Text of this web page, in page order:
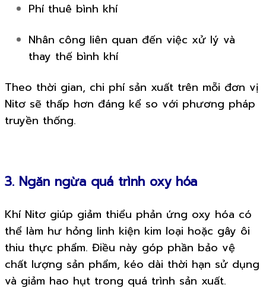
Phí thuê bình khí
Nhân công liên quan đến việc xử lý và
thay thế bình khí
Theo thời gian, chi phí sản xuất trên mỗi đơn vị
Nitơ sẽ thấp hơn đáng kể so với phương pháp
truyền thống.
3. Ngăn ngừa quá trình oxy hóa
Khí Nitơ giúp giảm thiểu phản ứng oxy hóa có
thể làm hư hỏng linh kiện kim loại hoặc gây ôi
thiu thực phẩm. Điều này góp phần bảo vệ
chất lượng sản phẩm, kéo dài thời hạn sử dụng
và giảm hao hụt trong quá trình sản xuất.